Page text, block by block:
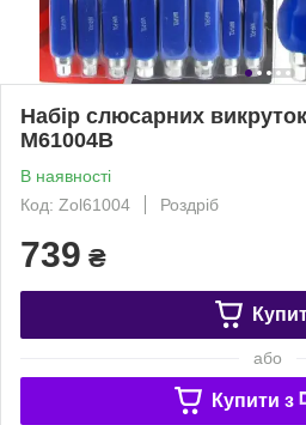
Набір слюсарних
M61004B
В наявності
Код: Zol61004
Роздріб
739 ₴
або
Купити з